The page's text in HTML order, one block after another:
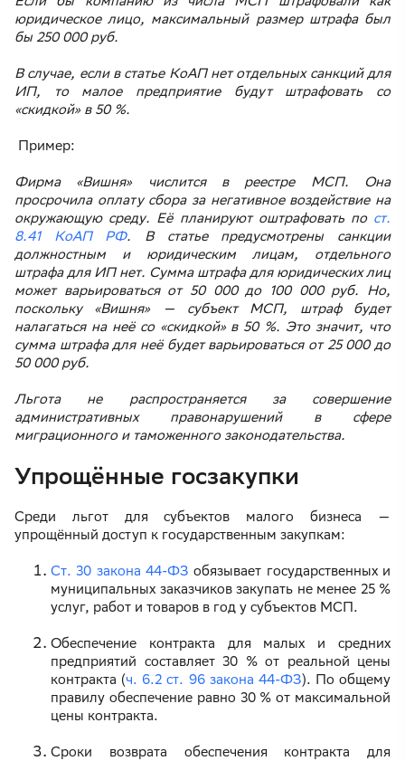
юридическое лицо, максимальный размер штрафа был
бы 250 000 руб.
В случае, если в статье КоАП нет отдельных санкций для
ИП, то малое предприятие будут штрафовать со
«скидкой» в 50 %.
Пример:
Фирма «Вишня» числится в реестре МСП. Она
просрочила оплату сбора за негативное воздействие на
окружающую среду. Её планируют оштрафовать по ст.
8.41 КоАП РФ. В статье предусмотрены санкции
должностным и юридическим лицам, отдельного
штрафа для ИП нет. Сумма штрафа для юридических лиц
может варьироваться от 50 000 до 100 000 руб. Но,
поскольку «Вишня» — субъект МСП, штраф будет
налагаться на неё со «скидкой» в 50 %. Это значит, что
сумма штрафа для неё будет варьироваться от 25 000 до
50 000 руб.
Льгота не распространяется за совершение
административных правонарушений в сфере
миграционного и таможенного законодательства.
Упрощённые госзакупки
Среди льгот для субъектов малого бизнеса —
упрощённый доступ к государственным закупкам:
Ст. 30 закона 44-ФЗ обязывает государственных и
муниципальных заказчиков закупать не менее 25 %
услуг, работ и товаров в год у субъектов МСП.
Обеспечение контракта для малых и средних
предприятий составляет 30 % от реальной цены
контракта (ч. 6.2 ст. 96 закона 44-ФЗ). По общему
правилу обеспечение равно 30 % от максимальной
цены контракта.
Сроки возврата обеспечения контракта для